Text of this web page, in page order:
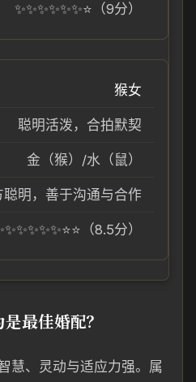
✨✨✨✨✨✨⭐（9分）
猴女
聪明活泼，合拍默契
金（猴）/水（鼠）
聪明，善于沟通与合作
（8.5分）
最佳婚配？
慧、灵动与适应力强。属